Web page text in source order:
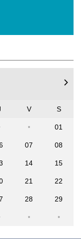
V S
01
07 08
14 15
21 22
28 29